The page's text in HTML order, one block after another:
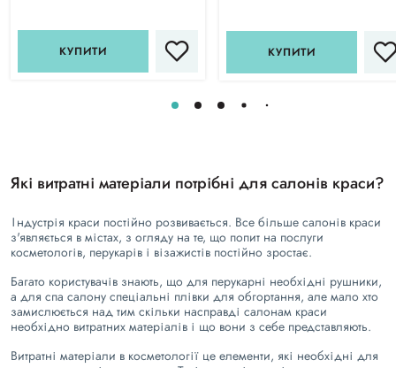
КУПИТИ КУПИТИ
Які витратні матеріали потрібні для салонів краси?
Індустрія краси постійно розвивається. Все більше салонів краси
з'являється в містах, з огляду на те, що попит на послуги
косметологів, перукарів і візажистів постійно зростає.
Багато користувачів знають, що для перукарні необхідні рушники,
а для спа салону спеціальні плівки для обгортання, але мало хто
замислюється над тим скільки насправді салонам краси
необхідно витратних матеріалів і що вони з себе представляють.
Витратні матеріали в косметології це елементи, які необхідні для